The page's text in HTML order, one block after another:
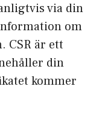
via din
om
CSR är ett
din
kommer